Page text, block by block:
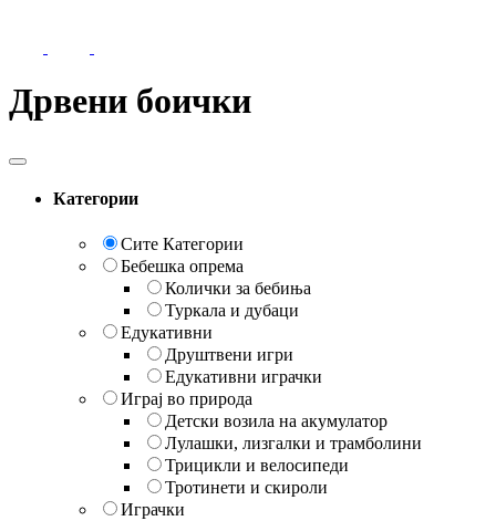
Дрвени боички
Категории
Сите Категории
Бебешка опрема
Колички за бебиња
Туркала и дубаци
Едукативни
Друштвени игри
Едукативни играчки
Играј во природа
Детски возила на акумулатор
Лулашки, лизгалки и трамболини
Трицикли и велосипеди
Тротинети и скироли
Играчки